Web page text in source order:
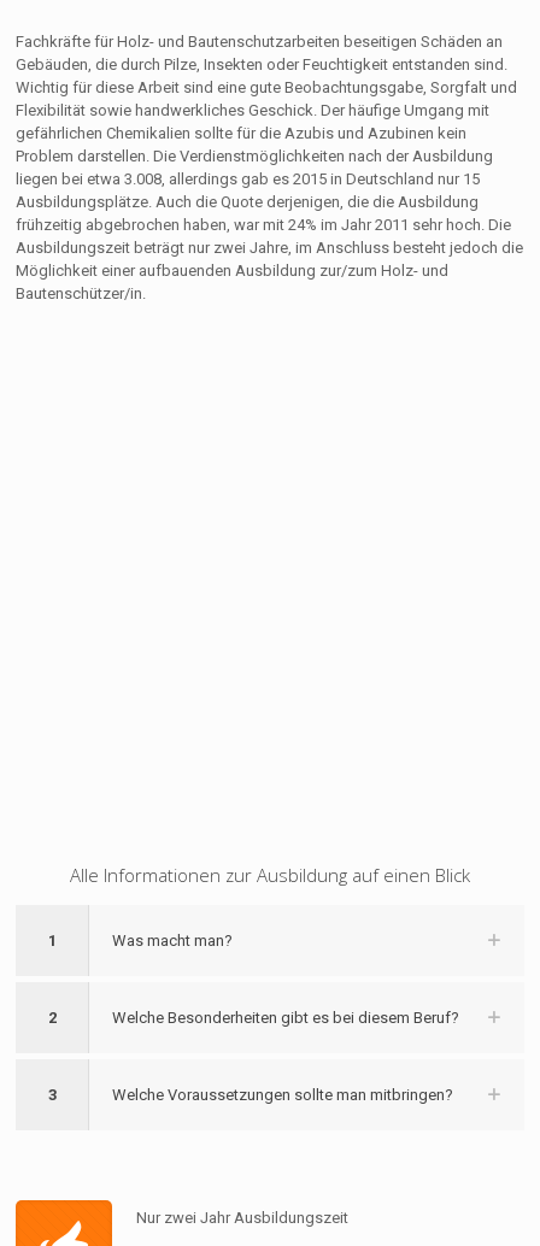
Fachkräfte für Holz- und Bautenschutzarbeiten beseitigen Schäden an
Gebäuden, die durch Pilze, Insekten oder Feuchtigkeit entstanden sind.
Wichtig für diese Arbeit sind eine gute Beobachtungsgabe, Sorgfalt und
Flexibilität sowie handwerkliches Geschick. Der häufige Umgang mit
gefährlichen Chemikalien sollte für die Azubis und Azubinen kein
Problem darstellen. Die Verdienstmöglichkeiten nach der Ausbildung
liegen bei etwa 3.008, allerdings gab es 2015 in Deutschland nur 15
Ausbildungsplätze. Auch die Quote derjenigen, die die Ausbildung
frühzeitig abgebrochen haben, war mit 24% im Jahr 2011 sehr hoch. Die
Ausbildungszeit beträgt nur zwei Jahre, im Anschluss besteht jedoch die
Möglichkeit einer aufbauenden Ausbildung zur/zum Holz- und
Bautenschützer/in.
Alle Informationen zur Ausbildung auf einen Blick
1 Was macht man?
2 Welche Besonderheiten gibt es bei diesem Beruf?
3 Welche Voraussetzungen sollte man mitbringen?
Nur zwei Jahr Ausbildungszeit